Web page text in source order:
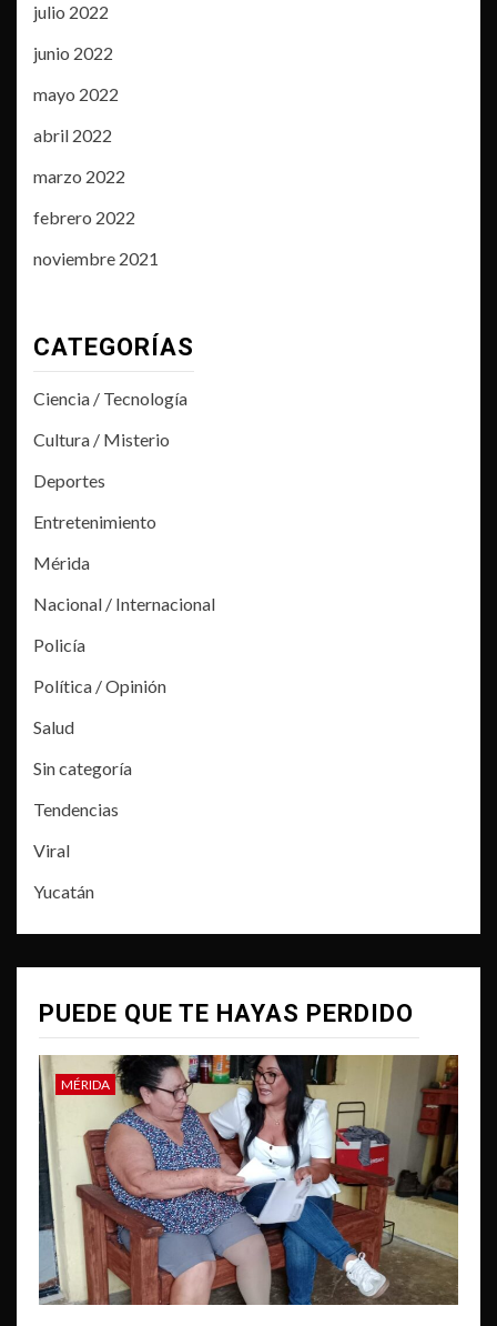
julio 2022
junio 2022
mayo 2022
abril 2022
marzo 2022
febrero 2022
noviembre 2021
CATEGORÍAS
Ciencia / Tecnología
Cultura / Misterio
Deportes
Entretenimiento
Mérida
Nacional / Internacional
Policía
Política / Opinión
Salud
Sin categoría
Tendencias
Viral
Yucatán
PUEDE QUE TE HAYAS PERDIDO
MÉRIDA